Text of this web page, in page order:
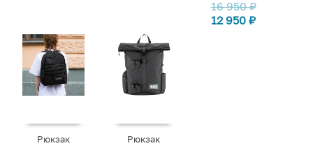
16 950₽
12 950₽
Рюкзак
Рюкзак